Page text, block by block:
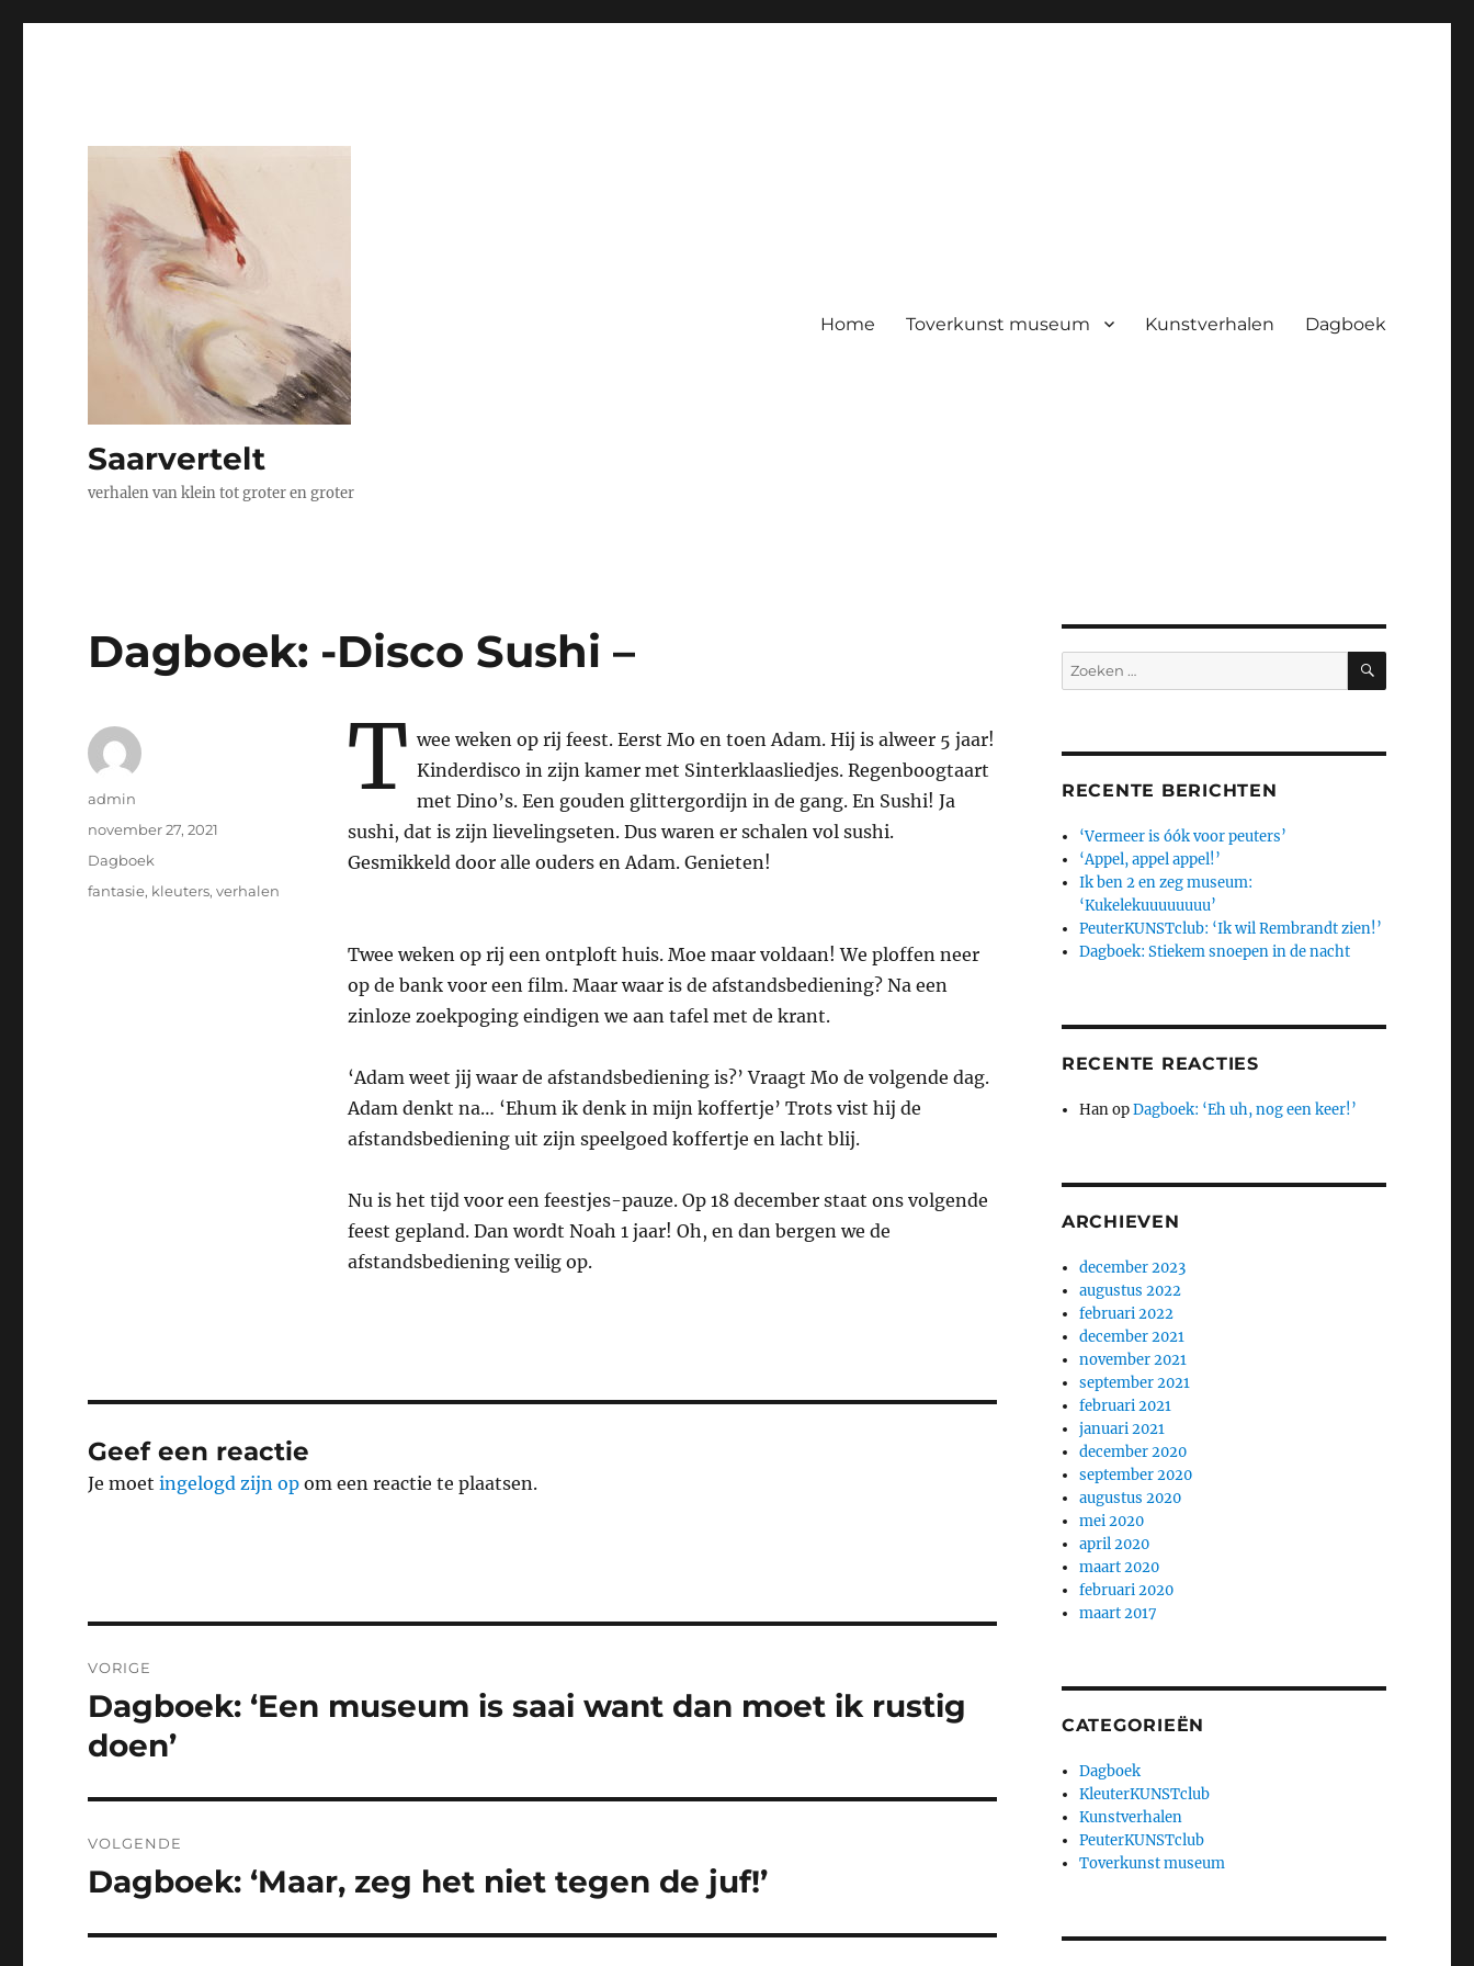
Saarvertelt
verhalen van klein tot groter en groter
Home Toverkunst museum Kunstverhalen Dagboek
Dagboek: -Disco Sushi –
T wee weken op rij feest. Eerst Mo en toen Adam. Hij is alweer 5 jaar!
Kinderdisco in zijn kamer met Sinterklaasliedjes. Regenboogtaart
met Dino’s. Een gouden glittergordijn in de gang. En Sushi! Ja
sushi, dat is zijn lievelingseten. Dus waren er schalen vol sushi.
Gesmikkeld door alle ouders en Adam. Genieten!
Twee weken op rij een ontploft huis. Moe maar voldaan! We ploffen neer
op de bank voor een film. Maar waar is de afstandsbediening? Na een
zinloze zoekpoging eindigen we aan tafel met de krant.
‘Adam weet jij waar de afstandsbediening is?’ Vraagt Mo de volgende dag.
Adam denkt na… ‘Ehum ik denk in mijn koffertje’ Trots vist hij de
afstandsbediening uit zijn speelgoed koffertje en lacht blij.
Nu is het tijd voor een feestjes-pauze. Op 18 december staat ons volgende
feest gepland. Dan wordt Noah 1 jaar! Oh, en dan bergen we de
afstandsbediening veilig op.
Auteur
admin
Geplaatst
november 27, 2021
Categorieën
Dagboek
Tags
fantasie, kleuters,verhalen
Geef een reactie
Je moetingelogd zijn op om een reactie te plaatsen.
navigatie
VORIGE
Vorig
bericht:
Dagboek: ‘Een museum is saai want dan moet ik rustig
doen’
VOLGENDE
Volgend
Dagboek: ‘Maar, zeg het niet tegen de juf!’
Zoeken
naar:
ZOEKEN
RECENTE BERICHTEN
‘Vermeer is óók voor peuters’
‘Appel, appel appel!’
Ik ben 2 en zeg museum:
‘Kukelekuuuuuuuu’
PeuterKUNSTclub: ‘Ik wil Rembrandt zien!’
Dagboek: Stiekem snoepen in de nacht
RECENTE REACTIES
HanopDagboek: ‘Eh uh, nog een keer!’
ARCHIEVEN
december 2023
augustus 2022
februari 2022
december 2021
november 2021
september 2021
februari 2021
januari 2021
december 2020
september 2020
augustus 2020
mei 2020
april 2020
maart 2020
februari 2020
maart 2017
CATEGORIEËN
Dagboek
KleuterKUNSTclub
Kunstverhalen
PeuterKUNSTclub
Toverkunst museum